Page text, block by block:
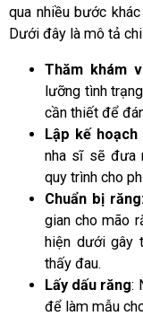
qua nhiều bước
Dưới đây là mô tả
Thăm khám
lưỡng tình
cần thiết để
Lập kế
nha sĩ sẽ đưa
quy trình cho
Chuẩn bị
gian cho mão
hiện dưới gây
thấy đau.
Lấy dấu răng:
để làm mẫu